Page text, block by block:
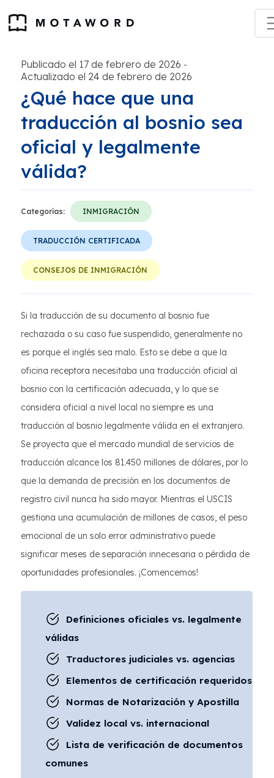
Publicado el 17 de febrero de 2026 -
Actualizado el 24 de febrero de 2026
¿Qué hace que una
traducción al bosnio sea
oficial y legalmente
válida?
Categorías: INMIGRACIÓN
TRADUCCIÓN CERTIFICADA
CONSEJOS DE INMIGRACIÓN
Si la traducción de su documento al bosnio fue
rechazada o su caso fue suspendido, generalmente no
es porque el inglés sea malo. Esto se debe a que la
oficina receptora necesitaba una traducción oficial al
bosnio con la certificación adecuada, y lo que se
considera oficial a nivel local no siempre es una
traducción al bosnio legalmente válida en el extranjero.
Se proyecta que el mercado mundial de servicios de
traducción alcance los 81.450 millones de dólares, por lo
que la demanda de precisión en los documentos de
registro civil nunca ha sido mayor. Mientras el USCIS
gestiona una acumulación de millones de casos, el peso
emocional de un solo error administrativo puede
significar meses de separación innecesaria o pérdida de
oportunidades profesionales. ¡Comencemos!
Definiciones oficiales vs. legalmente
válidas
Traductores judiciales vs. agencias
Elementos de certificación requeridos
Normas de Notarización y Apostilla
Validez local vs. internacional
Lista de verificación de documentos
comunes